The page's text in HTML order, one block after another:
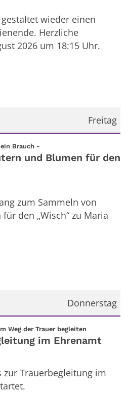
wieder einen
Herzliche
2026 um 18:15 Uhr.
Freitag
Brauch -
und Blumen für den
zum Sammeln von
den „Wisch“ zu Maria
Donnerstag
Weg der Trauer begleiten
im Ehrenamt
zur Trauerbegleitung im